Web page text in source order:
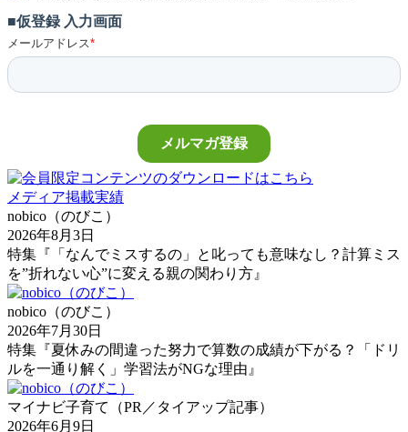
メディア掲載実績
nobico（のびこ）
2026年8月3日
特集『「なんでミスするの」と叱っても意味なし？計算ミス
を”折れない心”に変える親の関わり方』
nobico（のびこ）
2026年7月30日
特集『夏休みの間違った努力で算数の成績が下がる？「ドリ
ルを一通り解く」学習法がNGな理由』
マイナビ子育て（PR／タイアップ記事）
2026年6月9日